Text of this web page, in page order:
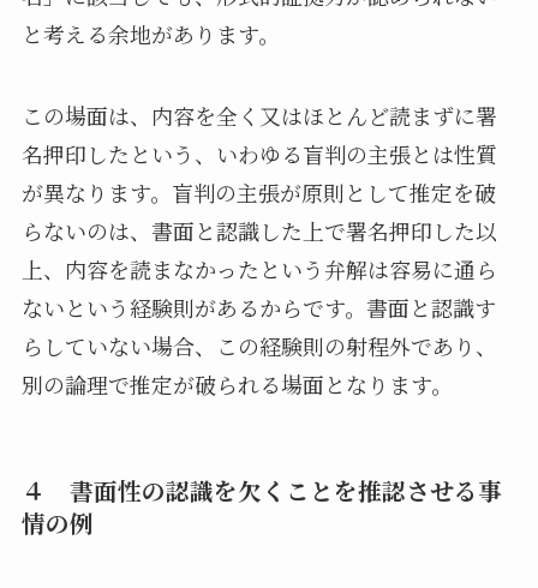
と考える余地があります。
この場面は、内容を全く又はほとんど読まずに署
名押印したという、いわゆる盲判の主張とは性質
が異なります。盲判の主張が原則として推定を破
らないのは、書面と認識した上で署名押印した以
上、内容を読まなかったという弁解は容易に通ら
ないという経験則があるからです。書面と認識す
らしていない場合、この経験則の射程外であり、
別の論理で推定が破られる場面となります。
４ 書面性の認識を欠くことを推認させる事
情の例